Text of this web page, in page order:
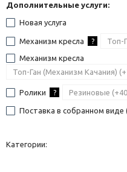
Дополнительные услуги:
Новая услуга
Механизм кресла ?
Механизм кресла
Ролики ?
Поставка в собранном виде
Категории: